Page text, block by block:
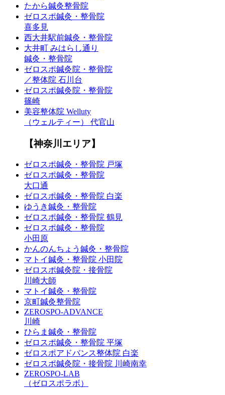
たから鍼灸整骨院
ゼロスポ鍼灸・整骨院
喜多見
西大井駅前鍼灸・整骨院
大井町 みはらし通り
鍼灸・整骨院
ゼロスポ鍼灸院・整骨院
／整体院 石川台
ゼロスポ鍼灸院・整骨院
篠崎
美容整体院 Welluty
（ウェルティー） 代官山
【神奈川エリア】
ゼロスポ鍼灸・整骨院 戸塚
ゼロスポ鍼灸・整骨院
大口通
ゼロスポ鍼灸・整骨院 白楽
ゆうき鍼灸・整骨院
ゼロスポ鍼灸・整骨院 鶴見
ゼロスポ鍼灸・整骨院
小田原
かんのんちょう鍼灸・整骨院
マトイ鍼灸・整骨院 小田院
ゼロスポ鍼灸院・接骨院
川崎大師
マトイ鍼灸・整骨院
京町鍼灸整骨院
ZEROSPO-ADVANCE
川崎
ひらま鍼灸・整骨院
ゼロスポ鍼灸・整骨院 平塚
ゼロスポアドバンス整体院 白楽
ゼロスポ鍼灸院・接骨院 川崎南幸
ZEROSPO-LAB
（ゼロスポラボ）